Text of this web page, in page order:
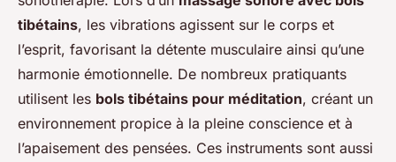
tibétains, les vibrations agissent sur le corps et
l’esprit, favorisant la détente musculaire ainsi qu’une
harmonie émotionnelle. De nombreux pratiquants
utilisent les bols tibétains pour méditation, créant un
environnement propice à la pleine conscience et à
l’apaisement des pensées. Ces instruments sont aussi